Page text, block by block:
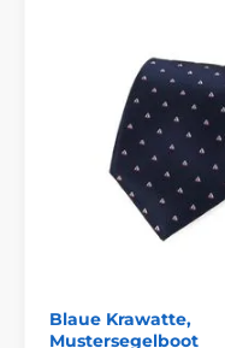
Blaue Krawatte,
Mustersegelboot